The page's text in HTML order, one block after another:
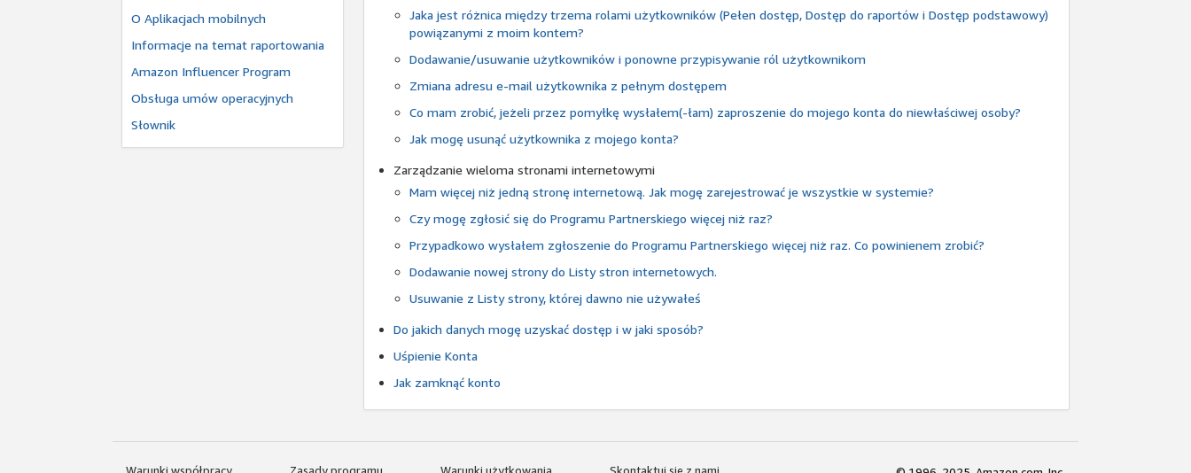
O Aplikacjach mobilnych
Informacje na temat raportowania
Amazon Influencer Program
Obsługa umów operacyjnych
Słownik
Jaka jest różnica między trzema rolami użytkowników (Pełen dostęp, Dostęp do raportów i Dostęp podstawowy)
powiązanymi z moim kontem?
Dodawanie/usuwanie użytkowników i ponowne przypisywanie ról użytkownikom
Zmiana adresu e-mail użytkownika z pełnym dostępem
Co mam zrobić, jeżeli przez pomyłkę wysłałem(-łam) zaproszenie do mojego konta do niewłaściwej osoby?
Jak mogę usunąć użytkownika z mojego konta?
Zarządzanie wieloma stronami internetowymi
Mam więcej niż jedną stronę internetową. Jak mogę zarejestrować je wszystkie w systemie?
Czy mogę zgłosić się do Programu Partnerskiego więcej niż raz?
Przypadkowo wysłałem zgłoszenie do Programu Partnerskiego więcej niż raz. Co powinienem zrobić?
Dodawanie nowej strony do Listy stron internetowych.
Usuwanie z Listy strony, której dawno nie używałeś
Do jakich danych mogę uzyskać dostęp i w jaki sposób?
Uśpienie Konta
Jak zamknąć konto